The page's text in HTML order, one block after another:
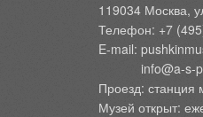
119034 Москва,
Телефон: +7
E-mail:
Проезд: станция
Музей открыт: